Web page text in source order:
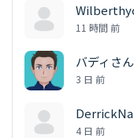
11 時間 前
バディさん
3 日 前
4 日 前